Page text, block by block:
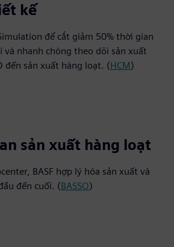
kế
để cắt giảm 50% thời gian
nhanh chóng theo dõi sản xuất
đến sản xuất hàng loạt. (HCM)
sản xuất hàng loạt
BASF hợp lý hóa sản xuất và
đến cuối. (BASSO)